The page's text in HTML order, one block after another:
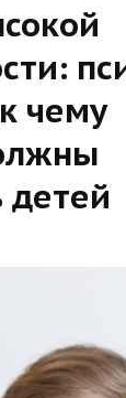
чему
детей